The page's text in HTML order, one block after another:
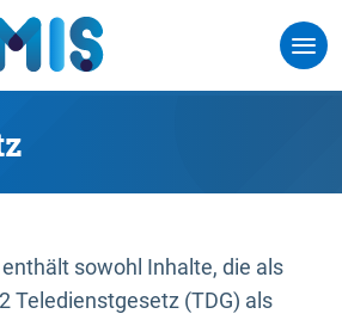
sowohl Inhalte, die als
Teledienstgesetz (TDG) als